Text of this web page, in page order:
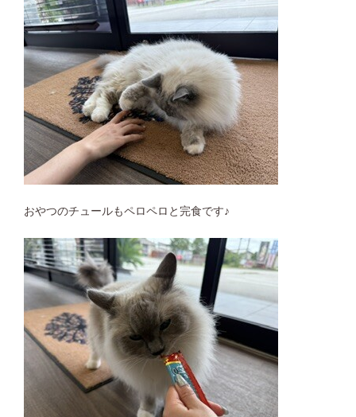
おやつのチュールもペロペロと完食です♪